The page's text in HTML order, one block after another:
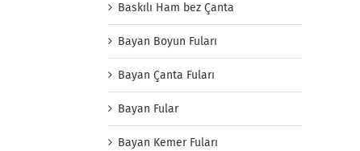
Baskılı Ham bez Çanta
Bayan Boyun Fuları
Bayan Çanta Fuları
Bayan Fular
Bayan Kemer Fuları